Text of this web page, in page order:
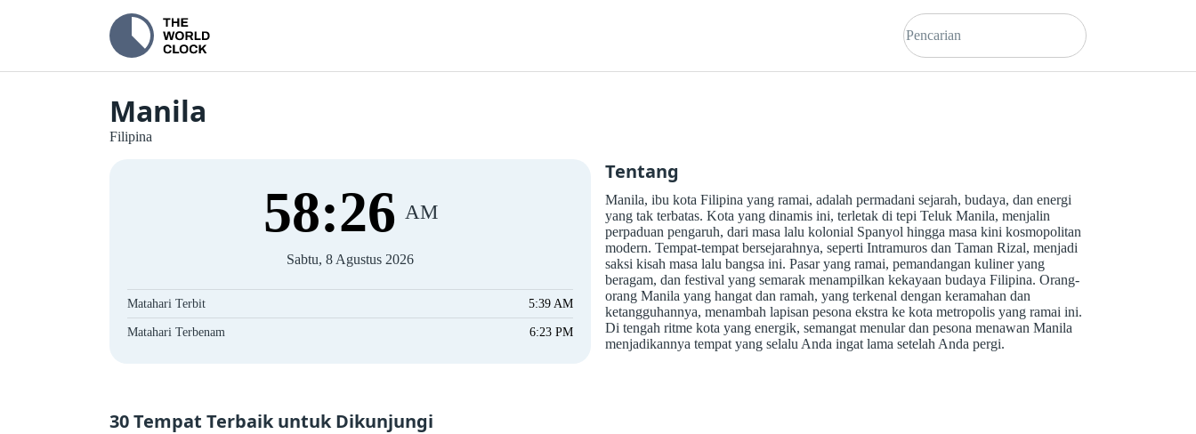
Manila
Filipina
58:27 AM
Sabtu, 8 Agustus 2026
Matahari Terbit 5:39 AM
Matahari Terbenam 6:23 PM
Tentang
Manila, ibu kota Filipina yang ramai, adalah permadani sejarah, budaya, dan energi
yang tak terbatas. Kota yang dinamis ini, terletak di tepi Teluk Manila, menjalin
perpaduan pengaruh, dari masa lalu kolonial Spanyol hingga masa kini kosmopolitan
modern. Tempat-tempat bersejarahnya, seperti Intramuros dan Taman Rizal, menjadi
saksi kisah masa lalu bangsa ini. Pasar yang ramai, pemandangan kuliner yang
beragam, dan festival yang semarak menampilkan kekayaan budaya Filipina. Orang-
orang Manila yang hangat dan ramah, yang terkenal dengan keramahan dan
ketangguhannya, menambah lapisan pesona ekstra ke kota metropolis yang ramai ini.
Di tengah ritme kota yang energik, semangat menular dan pesona menawan Manila
menjadikannya tempat yang selalu Anda ingat lama setelah Anda pergi.
30 Tempat Terbaik untuk Dikunjungi